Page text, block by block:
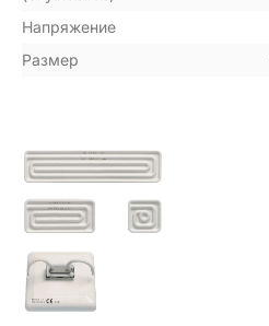
Напряжение
Размер